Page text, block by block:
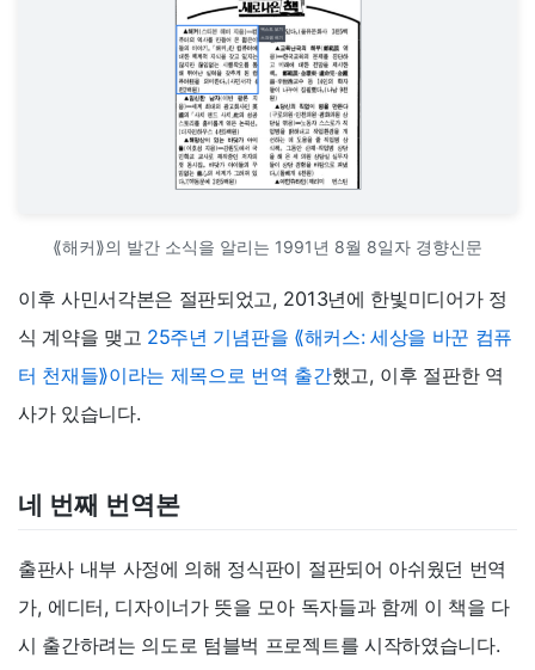
⟪해커⟫의 발간 소식을 알리는 1991년 8월 8일자 경향신문
이후 사민서각본은 절판되었고, 2013년에 한빛미디어가 정
식 계약을 맺고 25주년 기념판을 ⟪해커스: 세상을 바꾼 컴퓨
터 천재들⟫이라는 제목으로 번역 출간했고, 이후 절판한 역
사가 있습니다.
네 번째 번역본
출판사 내부 사정에 의해 정식판이 절판되어 아쉬웠던 번역
가, 에디터, 디자이너가 뜻을 모아 독자들과 함께 이 책을 다
시 출간하려는 의도로 텀블벅 프로젝트를 시작하였습니다.